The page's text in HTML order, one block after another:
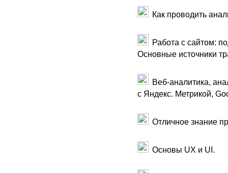
Как проводить
Работа с сайтом:
Основные источники
Веб-аналитика,
с Яндекс. Метрикой,
Отличное знание
Основы UX и UI.